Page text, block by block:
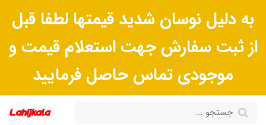
به دلیل نوسان شدید قیمتها لطفا قبل
از ثبت سفارش جهت استعلام قیمت و
موجودی تماس حاصل فرمایید